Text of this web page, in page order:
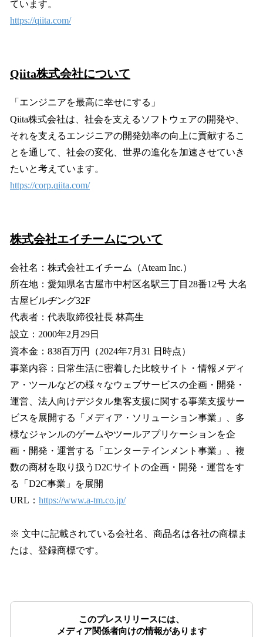
ています。
https://qiita.com/
Qiita株式会社について
「エンジニアを最高に幸せにする」
Qiita株式会社は、社会を支えるソフトウェアの開発や、
それを支えるエンジニアの開発効率の向上に貢献するこ
とを通して、社会の変化、世界の進化を加速させていき
たいと考えています。
https://corp.qiita.com/
株式会社エイチームについて
会社名：株式会社エイチーム（Ateam Inc.）
所在地：愛知県名古屋市中村区名駅三丁目28番12号 大名
古屋ビルヂング32F
代表者：代表取締役社長 林高生
設立：2000年2月29日
資本金：838百万円（2024年7月31 日時点）
事業内容：日常生活に密着した比較サイト・情報メディ
ア・ツールなどの様々なウェブサービスの企画・開発・
運営、法人向けデジタル集客支援に関する事業支援サー
ビスを展開する「メディア・ソリューション事業」、多
様なジャンルのゲームやツールアプリケーションを企
画・開発・運営する「エンターテインメント事業」、複
数の商材を取り扱うD2Cサイトの企画・開発・運営をす
る「D2C事業」を展開
URL： https://www.a-tm.co.jp/
※ 文中に記載されている会社名、商品名は各社の商標ま
たは、登録商標です。
このプレスリリースには、
メディア関係者向けの情報があります